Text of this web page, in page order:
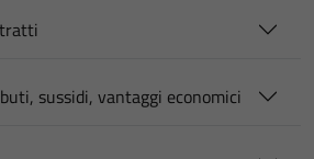
sussidi, vantaggi economici